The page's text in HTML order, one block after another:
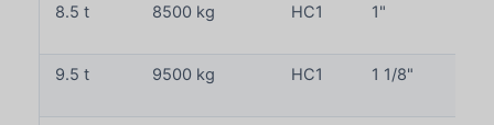
8.5 t 8500 kg HC1 1"
9.5 t 9500 kg HC1 1 1/8"